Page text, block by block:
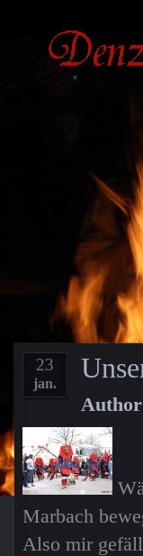
23
jan.
Marbach
Also mir